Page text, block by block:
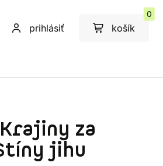
prihlásiť košík
0
za
jihu